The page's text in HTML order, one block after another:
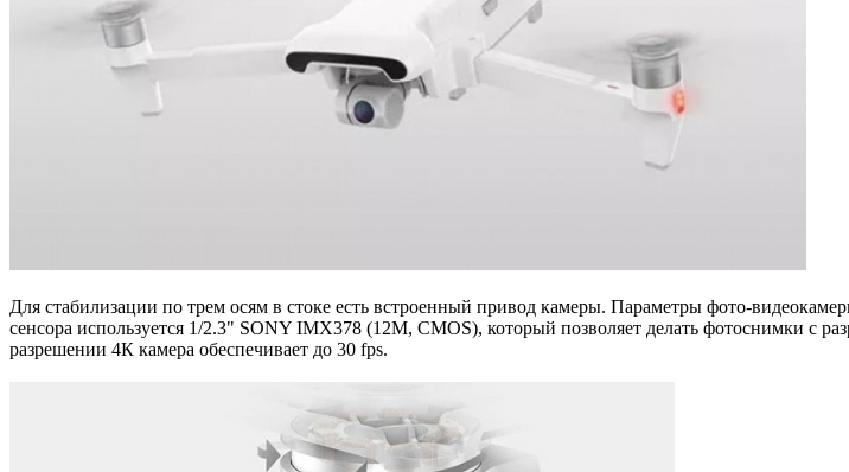
Для стабилизации по трем осям в стоке есть встроенный привод камеры. Параметры фото-
сенсора используется 1/2.3" SONY IMX378 (12M, CMOS), который позволяет делать фотоснимки с
разрешении 4К камера обеспечивает до 30 fps.